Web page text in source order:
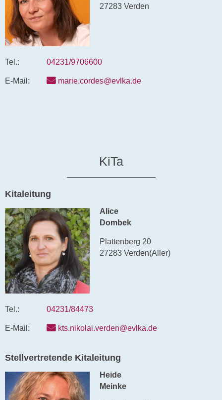
27283 Verden
Tel.: 04231/9706600
E-Mail: marie.cordes@evlka.de
KiTa
Kitaleitung
Alice
Dombek
Plattenberg 20
27283 Verden(Aller)
Tel.: 04231/84473
E-Mail: kts.nikolai.verden@evlka.de
Stellvertretende Kitaleitung
Heide
Meinke